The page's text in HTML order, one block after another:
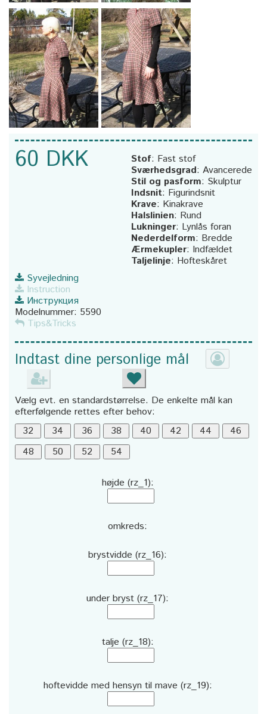
60 DKK Stof: Fast stof
Sværhedsgrad: Avancerede
Stil og pasform: Skulptur
Indsnit: Figurindsnit
Krave: Kinakrave
Halslinien: Rund
Lukninger: Lynlås foran
Nederdelform: Bredde
Ærmekupler: Indfældet
Taljelinje: Hofteskåret
Syvejledning
Instruction
Инструкция
Modelnummer: 5590
Tips&Tricks
Indtast dine personlige mål
Vælg evt. en standardstørrelse. De enkelte mål kan
efterfølgende rettes efter behov:
højde (rz_1):
omkreds:
brystvidde (rz_16):
under bryst (rz_17):
talje (rz_18):
hoftevidde med hensyn til mave (rz_19):